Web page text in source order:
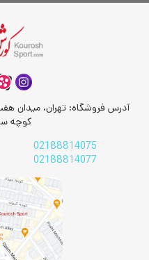
آدرس فروشگاه: تهران، میدان
کوچه
02188814075
02188814077